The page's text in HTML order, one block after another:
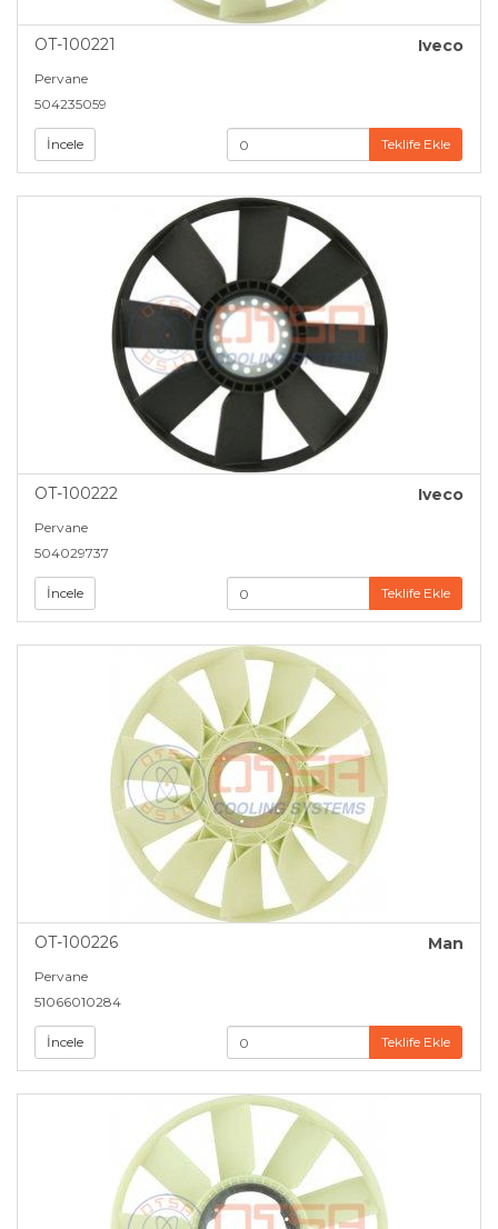
OT-100221 Iveco
Pervane
504235059
İncele Teklife Ekle
OT-100222 Iveco
Pervane
504029737
İncele Teklife Ekle
OT-100226 Man
Pervane
51066010284
İncele Teklife Ekle